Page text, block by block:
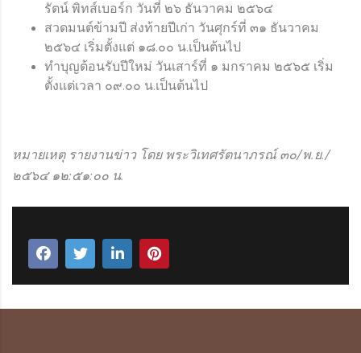
รัตน์ พิทส์เบอร์ก วันที่ ๒๖ ธันวาคม ๒๕๖๔
สวดมนต์ข้ามปี ส่งท้ายปีเก่า วันศุกร์ที่ ๓๑ ธันวาคม
๒๕๖๔ เริ่มตั้งแต่ ๑๘.๐๐ น.เป็นต้นไป
ทำบุญต้อนรับปีใหม่ วันเสาร์ที่ ๑ มกราคม ๒๕๖๕ เริ่ม
ตั้งแต่เวลา ๐๙.๐๐ น.เป็นต้นไป
หมายเหตุ รายงานข่าว โดย พระวิเทศรัตนาภรณ์ ๓๐/พ.ย./
๒๕๖๔ ๑๒:๕๑:๐๐ น.